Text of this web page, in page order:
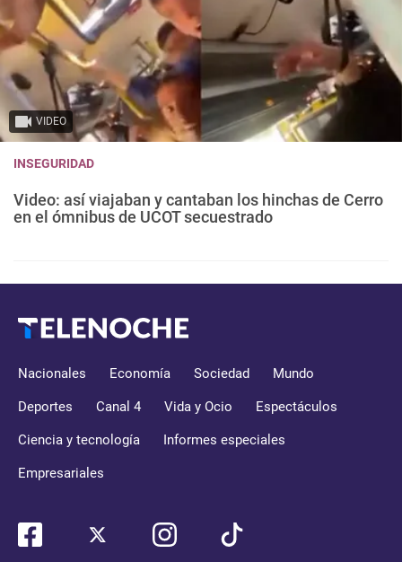
VIDEO
INSEGURIDAD
Video: así viajaban y cantaban los hinchas de Cerro
en el ómnibus de UCOT secuestrado
Nacionales Economía Sociedad Mundo
Deportes Canal 4 Vida y Ocio Espectáculos
Ciencia y tecnología Informes especiales
Empresariales